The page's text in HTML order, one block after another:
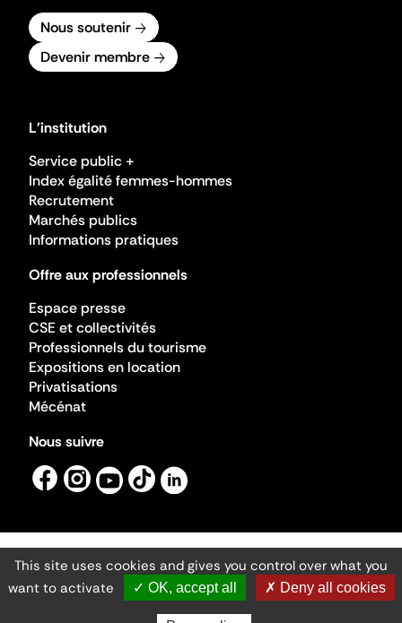
Nous soutenir
Devenir membre
L'institution
Service public +
Index égalité femmes-hommes
Recrutement
Marchés publics
Informations pratiques
Offre aux professionnels
Espace presse
CSE et collectivités
Professionnels du tourisme
Expositions en location
Privatisations
Mécénat
Nous suivre
Mentions légales
Gestion des cookies
Accessibilité numérique
Ministère de la Culture ©2026
- Cité de l'architecture et du patrimoine
This site uses cookies and gives you control over what you
want to activate
✓ OK, accept all ✗ Deny all cookies